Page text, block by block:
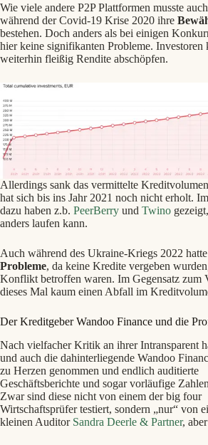
Wie viele andere P2P Plattformen musste
während der Covid-19 Krise 2020 ihre
bestehen. Doch anders als bei einigen
hier keine signifikanten Probleme. Investoren
weiterhin fleißig Rendite abschöpfen.
Allerdings sank das vermittelte
hat sich bis ins Jahr 2021 noch nicht erholt.
dazu haben z.b. PeerBerry und Twino
anders laufen kann.
Auch während des Ukraine-Kriegs 2022
Probleme, da keine Kredite vergeben
Konflikt betroffen waren. Im Gegensatz zum
dieses Mal kaum einen Abfall im
Der Kreditgeber Wandoo Finance und die
Nach vielfacher Kritik an ihrer Intransparent
und auch die dahinterliegende Wandoo
zu Herzen genommen und endlich auditierte
Geschäftsberichte und sogar vorläufige
Zwar sind diese nicht von einem der big four
Wirtschaftsprüfer testiert, sondern „nur“ von
kleinen Auditor Sandra Deerle & Partner,